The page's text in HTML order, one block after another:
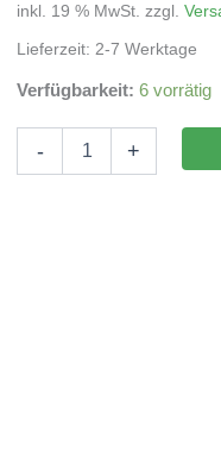
inkl. 19 % MwSt. zzgl.
Lieferzeit:2-7 Werktage
Verfügbarkeit: 6 vorrätig
- +